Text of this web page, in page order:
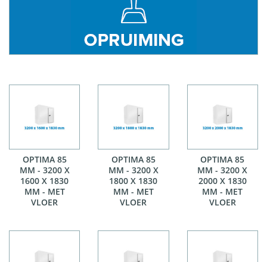
OPTIMA 85
MM - 3200 X
1600 X 1830
MM - MET
VLOER
OPTIMA 85
MM - 3200 X
1800 X 1830
MM - MET
VLOER
OPTIMA 85
MM - 3200 X
2000 X 1830
MM - MET
VLOER